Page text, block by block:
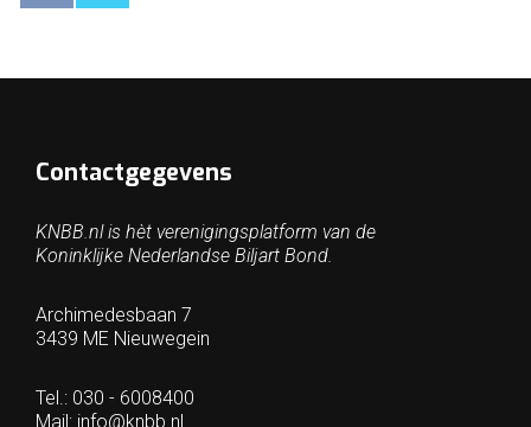
Contactgegevens
KNBB.nl is hèt verenigingsplatform van de
Koninklijke Nederlandse Biljart Bond.
Archimedesbaan 7
3439 ME Nieuwegein
Tel.: 030 - 6008400
Mail: info@knbb.nl